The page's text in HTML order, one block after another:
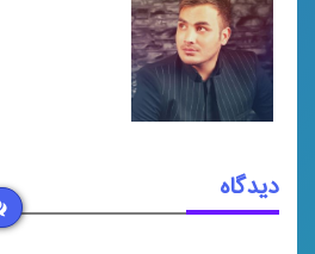
دیدگاه